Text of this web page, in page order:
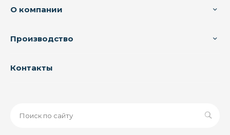
О компании
Производство
Контакты